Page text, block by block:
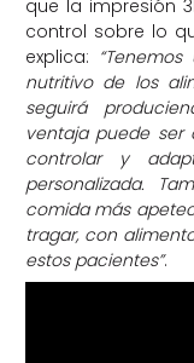
que la impresión
control sobre lo
explica:
nutritivo de los
seguirá
ventaja puede ser
controlar y
personalizada.
comida más
tragar, con
estos pacientes”.